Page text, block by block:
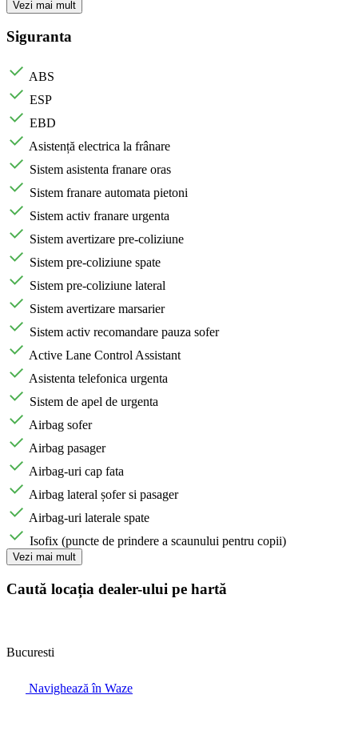
Vezi mai mult
Siguranta
ABS
ESP
EBD
Asistență electrica la frânare
Sistem asistenta franare oras
Sistem franare automata pietoni
Sistem activ franare urgenta
Sistem avertizare pre-coliziune
Sistem pre-coliziune spate
Sistem pre-coliziune lateral
Sistem avertizare marsarier
Sistem activ recomandare pauza sofer
Active Lane Control Assistant
Asistenta telefonica urgenta
Sistem de apel de urgenta
Airbag sofer
Airbag pasager
Airbag-uri cap fata
Airbag lateral șofer si pasager
Airbag-uri laterale spate
Isofix (puncte de prindere a scaunului pentru copii)
Vezi mai mult
Caută locația dealer-ului pe hartă
Bucuresti
Navighează în Waze